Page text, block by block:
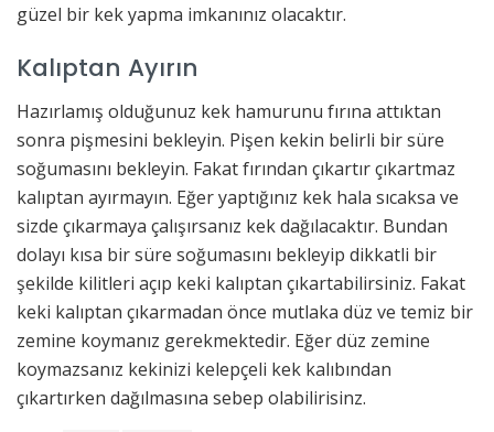
güzel bir kek yapma imkanınız olacaktır.
Kalıptan Ayırın
Hazırlamış olduğunuz kek hamurunu fırına attıktan
sonra pişmesini bekleyin. Pişen kekin belirli bir süre
soğumasını bekleyin. Fakat fırından çıkartır çıkartmaz
kalıptan ayırmayın. Eğer yaptığınız kek hala sıcaksa ve
sizde çıkarmaya çalışırsanız kek dağılacaktır. Bundan
dolayı kısa bir süre soğumasını bekleyip dikkatli bir
şekilde kilitleri açıp keki kalıptan çıkartabilirsiniz. Fakat
keki kalıptan çıkarmadan önce mutlaka düz ve temiz bir
zemine koymanız gerekmektedir. Eğer düz zemine
koymazsanız kekinizi kelepçeli kek kalıbından
çıkartırken dağılmasına sebep olabilirisinz.